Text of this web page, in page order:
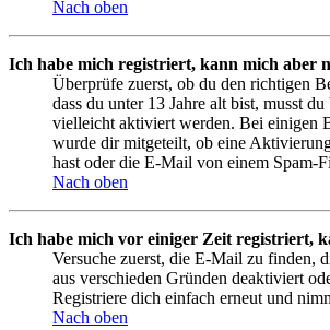
Nach oben
Ich habe mich registriert, kann mich aber
Überprüfe zuerst, ob du den richtigen
dass du unter 13 Jahre alt bist, musst
vielleicht aktiviert werden. Bei einigen
wurde dir mitgeteilt, ob eine
hast oder die E-Mail von einem Spam-
Nach oben
Ich habe mich vor einiger Zeit registriert,
Versuche zuerst, die E-Mail zu finden,
aus verschieden Gründen deaktiviert
Registriere dich einfach erneut und
Nach oben